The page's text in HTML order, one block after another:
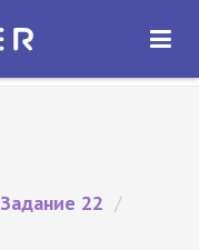
ОТКРЫТЬ
Задание 22 /